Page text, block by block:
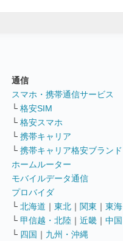
通信
スマホ・携帯通信サービス
└ 格安SIM
└ 格安スマホ
└ 携帯キャリア
└ 携帯キャリア格安ブランド
ホームルーター
モバイルデータ通信
プロバイダ
└ 北海道 ｜ 東北 ｜ 関東 ｜ 東海
└ 甲信越・北陸 ｜ 近畿 ｜ 中国
└ 四国 ｜ 九州・沖縄